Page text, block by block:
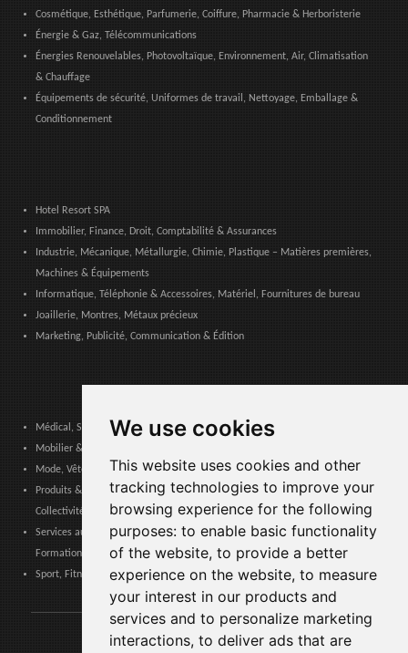
We use cookies
This website uses cookies and other
tracking technologies to improve your
browsing experience for the following
purposes: to enable basic functionality
of the website, to provide a better
experience on the website, to measure
your interest in our products and
services and to personalize marketing
interactions, to deliver ads that are
Cosmétique, Esthétique, Parfumerie, Coiffure, Pharmacie & Herboristerie
Énergie & Gaz, Télécommunications
Énergies Renouvelables, Photovoltaïque, Environnement, Air, Climatisation
& Chauffage
Équipements de sécurité, Uniformes de travail, Nettoyage, Emballage &
Conditionnement
Hotel Resort SPA
Immobilier, Finance, Droit, Comptabilité & Assurances
Industrie, Mécanique, Métallurgie, Chimie, Plastique – Matières premières,
Machines & Équipements
Informatique, Téléphonie & Accessoires, Matériel, Fournitures de bureau
Joaillerie, Montres, Métaux précieux
Marketing, Publicité, Communication & Édition
Médical, Sanitaire, Dentaire & Pharmaceutique
Mobilier & Décoration, Art & Artisanat, Textile, Éclairage
Mode, Vêtements, Accessoires de Mode, Chaussures & Maroquinerie
Produits & Services pour les Communautés, Administrations Publiques &
Collectivités Locales
Services aux entreprises, Logistique, Sécurité au travail, Certifications,
Formation
Sport, Fitness, Loisir – Produits, Matériaux & Équipements